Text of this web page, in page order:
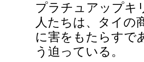
プラチュアップキ
人たちは、タイの
に害をもたらすで
う迫っている。